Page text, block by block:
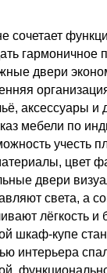
сочетает
гармоничное
двери
аксессуары и
мебели по
учесть
цвет
двери
света, а
лёгкость и
шкаф‑купе
интерьера